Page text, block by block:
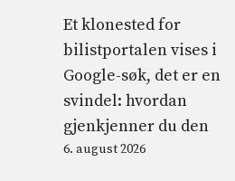
Et klonested for
bilistportalen vises i
Google-søk, det er en
svindel: hvordan
gjenkjenner du den
6. august 2026